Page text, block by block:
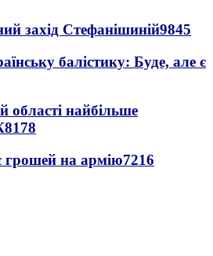
захід Стефанішиній9845
балістику: Буде, але є
області найбільше
8178
грошей на армію7216